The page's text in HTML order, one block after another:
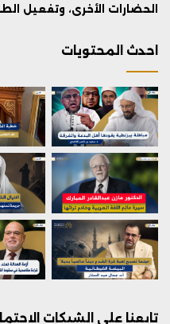
الحضارات الأخرى، وتفعيل
احدث المحتويات
تابعنا على الشبكات